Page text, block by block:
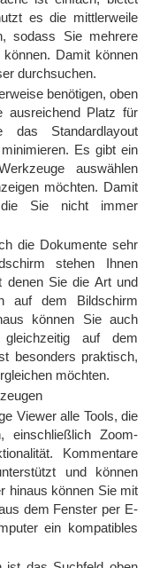
es die mittlerweile
sodass Sie mehrere
Damit können
durchsuchen.
benötigen, oben
ausreichend Platz für
das Standardlayout
Es gibt ein
auswählen
möchten. Damit
die Sie nicht immer
die Dokumente sehr
stehen Ihnen
denen Sie die Art und
auf dem Bildschirm
können Sie auch
auf dem
besonders praktisch,
möchten.
Viewer alle Tools, die
einschließlich Zoom-
Kommentare
und können
hinaus können Sie mit
dem Fenster per E-
ein kompatibles